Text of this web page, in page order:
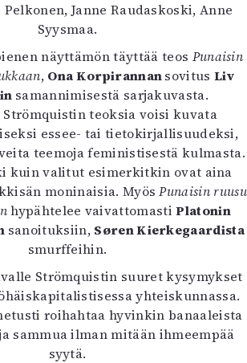
Lehdet
4/2026
2–3/2026
1/2026
6/2025
5/2025 saame
5/2025
Lehtiarkisto
Info
Tilaus ja irtonumerot
Yhteistyössä
Toimitus
Mediatiedot
Kaltio ry
Janne Raudaskoski, Anne
Syysmaa.
näyttämön täyttää teos Punaisin
, Ona KorpirannansovitusLiv
samannimisestä sarjakuvasta.
Strömquistin teoksia voisi kuvata
essee- tai tietokirjallisuudeksi,
teemoja feministisestä kulmasta.
kuin valitut esimerkitkin ovat aina
moninaisia. MyösPunaisin ruusu
hypähtelee vaivattomastiPlatonin
sanoituksiin, Søren Kierkegaardista
smurffeihin.
Strömquistin suuret kysymykset
yhteiskunnassa.
roihahtaa hyvinkin banaaleista
sammua ilman mitään ihmeempää
syytä.